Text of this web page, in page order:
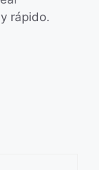
rápido.